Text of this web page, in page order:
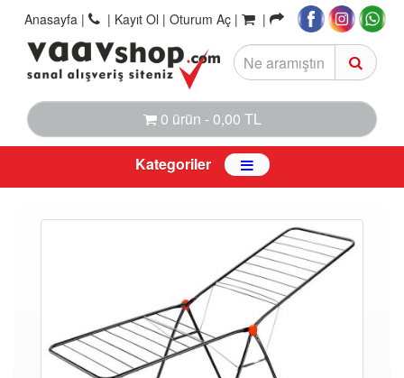
Anasayfa | | Kayıt Ol | Oturum Aç | |
0 ürün - 0,00 TL
Kategoriler